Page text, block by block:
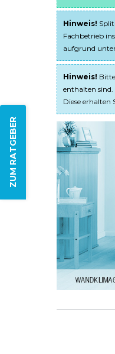
ZUM RATGEBER
Hinweis!
Fachbetrieb
aufgrund
Hinweis!
enthalten sind.
Diese erhalten